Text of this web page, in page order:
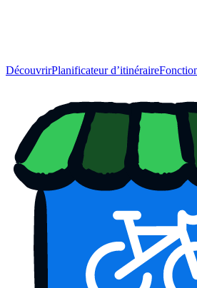
DécouvrirPlanificateur d’itinéraire